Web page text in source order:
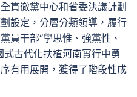
貫徹黨中心和省委決議計劃
設定，分層分類領導，履行
員干部“學思惟、強黨性、
式古代化扶植河南實行中勇
有用展開，獲得了階段性成